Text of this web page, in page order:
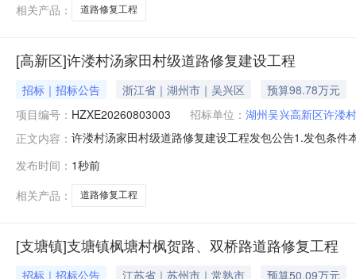
相关产品：
道路修复工程
[高新区]许溇村汤家田村级道路修复建设工程
招标｜招标公告 浙江省｜湖州市｜吴兴区
预算98.78万元
项目编号： HZXE20260803003 招标单位： 湖州吴兴高新区许溇
正文内容： 许溇村汤家田村级道路修复建设工程发包公告1.发包条
包条件，现对该项目施工进行公开发包，项目发包编号
图纸范围内的道路
发布时间： 1秒前
相关产品：
道路修复工程
[支塘镇]支塘镇枫塘村枫贺路、双桥路道路修复工程
招标｜招标公告 江苏省｜苏州市｜常熟市
预算50.09万元